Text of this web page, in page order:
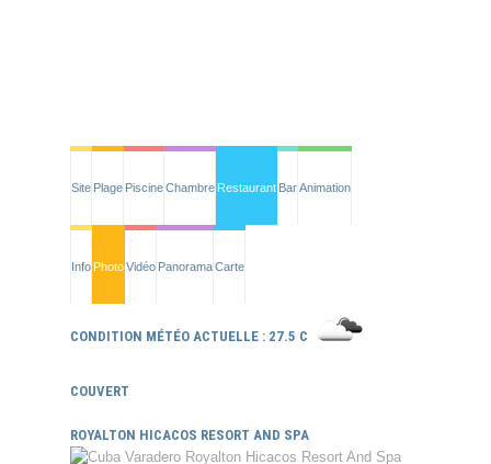
Site Plage PiscineChambre Restaurant BarAnimation
Info PhotoVidéo PanoramaCarte
CONDITION MÉTÉO ACTUELLE : 27.5 C
COUVERT
ROYALTON HICACOS RESORT AND SPA